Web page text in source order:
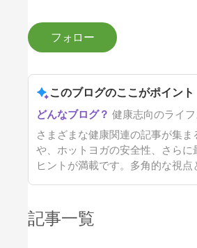
このブログのここがポイント
健康志向のライ
さまざまな健康関連の記事が集
や、ホットヨガの安全性、さら
ヒントが満載です。多角的な視
記事一覧